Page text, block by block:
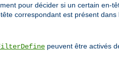
pour décider si un certain en-
correspondant est présent dans
peuvent être activés